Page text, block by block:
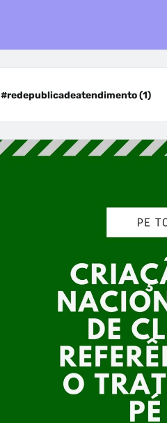
#redepublicadeatendimento (1)